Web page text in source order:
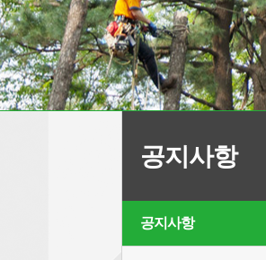
공지사항
공지사항